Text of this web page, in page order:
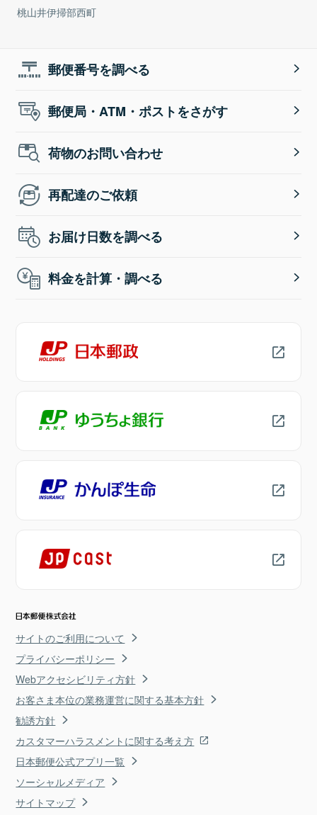
桃山井伊掃部西町
郵便番号を調べる
郵便局・ATM・ポストをさがす
荷物のお問い合わせ
再配達のご依頼
お届け日数を調べる
料金を計算・調べる
サイトのご利用について
プライバシーポリシー
Webアクセシビリティ方針
お客さま本位の業務運営に関する基本方針
勧誘方針
カスタマーハラスメントに関する考え方
日本郵便公式アプリ一覧
ソーシャルメディア
サイトマップ